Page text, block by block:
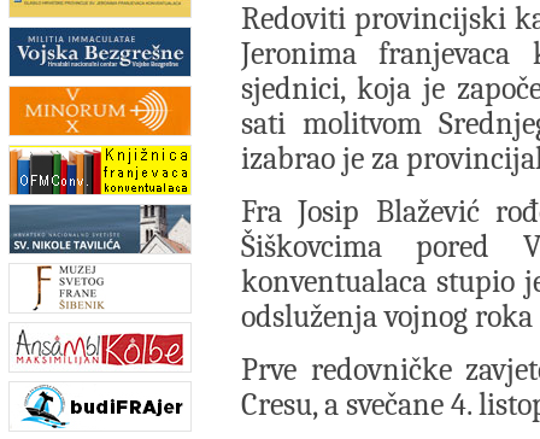
Redoviti provincijski
Jeronima franjevaca
sjednici, koja je
sati molitvom
izabrao je za
Fra Josip Blažević
Šiškovcima pored
konventualaca stupio
odsluženja vojnog roka
Prve redovničke
Cresu, a svečane 4.